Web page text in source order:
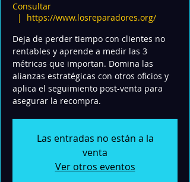
Consultar
  |
https://www.losreparadores.org/
Deja de perder tiempo con clientes no
rentables y aprende a medir las 3
métricas que importan. Domina las
alianzas estratégicas con otros oficios y
aplica el seguimiento post-venta para
asegurar la recompra.
Las entradas no están a la
venta
Ver otros eventos